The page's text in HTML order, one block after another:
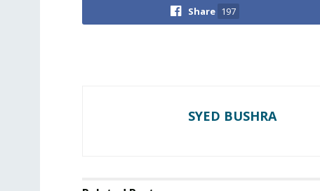
Share 197
SYED BUSHRA